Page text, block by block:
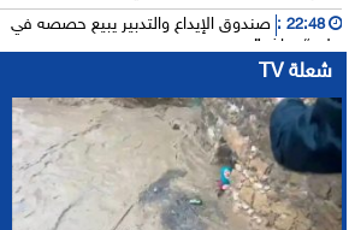
22:48 :
صندوق الإيداع والتدبير يبيع حصصه في
بنك “سياش”
15:25 :
عامل بناء يلقى مصرعه إثر سقوطه من
الطابق الثاني بورش بالمدينة العتيقة لمراكش
15:21 :
أخنوش: الاجتماع المغربي-الفرنسي يطلق
التنفيذ العملي للشراكة الاستثنائية
15:13 :
“حصيلة إيجابية”.. فرنسا والمغرب يعززان
التعاون الأمني والاقتصادي بمعاهدات غير مسبوقة
شعلة TV